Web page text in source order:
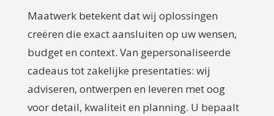
Maatwerk betekent dat wij oplossingen
creëren die exact aansluiten op uw wensen,
budget en context. Van gepersonaliseerde
cadeaus tot zakelijke presentaties: wij
adviseren, ontwerpen en leveren met oog
voor detail, kwaliteit en planning. U bepaalt